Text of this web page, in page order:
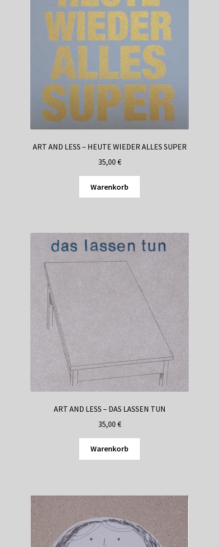
ART AND LESS – HEUTE WIEDER ALLES SUPER
35,00 €
Warenkorb
ART AND LESS – DAS LASSEN TUN
35,00 €
Warenkorb